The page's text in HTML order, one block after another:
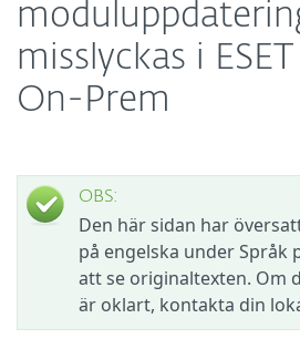
misslyckas i ESET
On-Prem
OBS:
Den här sidan har
på engelska under Språk
att se originaltexten. Om
är oklart, kontakta din